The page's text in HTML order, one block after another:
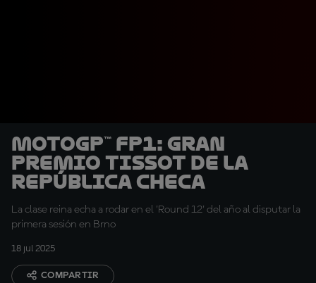
MotoGP™ FP1: Gran
Premio Tissot de la
República Checa
La clase reina echa a rodar en el 'Round 12' del año al disputar la
primera sesión en Brno
18 jul 2025
COMPARTIR